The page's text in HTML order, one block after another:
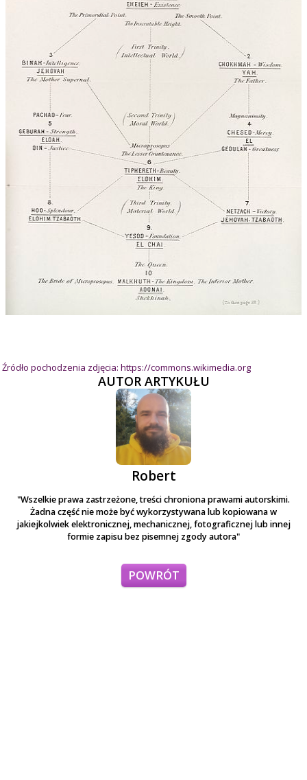
Źródło pochodzenia zdjęcia: https://commons.wikimedia.org
AUTOR ARTYKUŁU
Robert
"Wszelkie prawa zastrzeżone, treści chroniona prawami autorskimi.
Żadna część nie może być wykorzystywana lub kopiowana w
jakiejkolwiek elektronicznej, mechanicznej, fotograficznej lub innej
formie zapisu bez pisemnej zgody autora"
POWRÓT